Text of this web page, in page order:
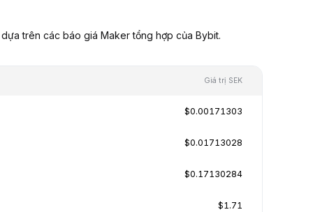
trên các báo giá Maker tổng hợp của Bybit.
Giá trị SEK
$0.00171303
$0.01713028
$0.17130284
$1.71